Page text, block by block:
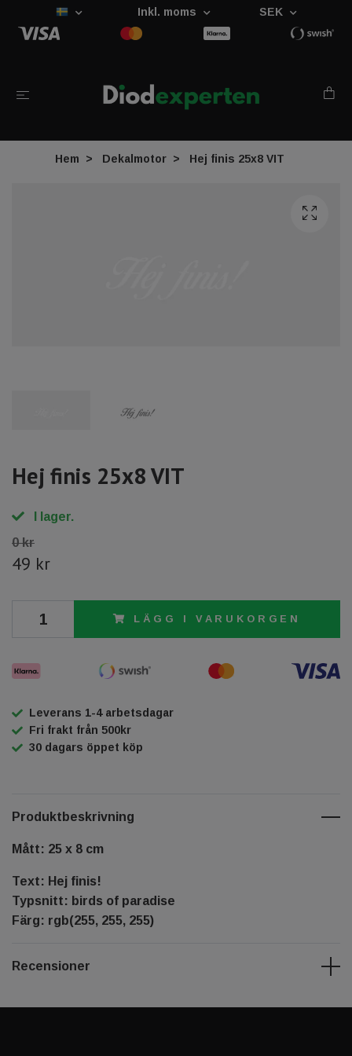
Inkl. moms SEK
Hem Dekalmotor Hej finis 25x8 VIT
Hej finis 25x8 VIT
I lager.
0 kr
49 kr
LÄGG I VARUKORGEN
Leverans 1-4 arbetsdagar
Fri frakt från 500kr
30 dagars öppet köp
Produktbeskrivning
Mått: 25 x 8 cm
Text: Hej finis!
Typsnitt: birds of paradise
Färg: rgb(255, 255, 255)
Recensioner